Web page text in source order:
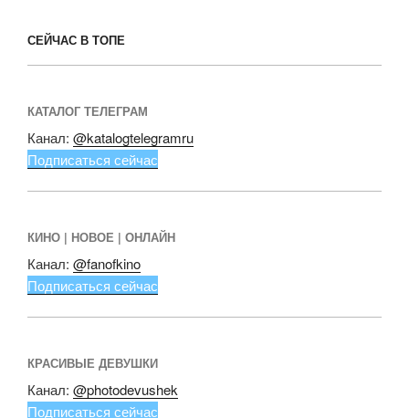
СЕЙЧАС В ТОПЕ
КАТАЛОГ ТЕЛЕГРАМ
Канал: @katalogtelegramru
Подписаться сейчас
КИНО | НОВОЕ | ОНЛАЙН
Канал: @fanofkino
Подписаться сейчас
КРАСИВЫЕ ДЕВУШКИ
Канал: @photodevushek
Подписаться сейчас